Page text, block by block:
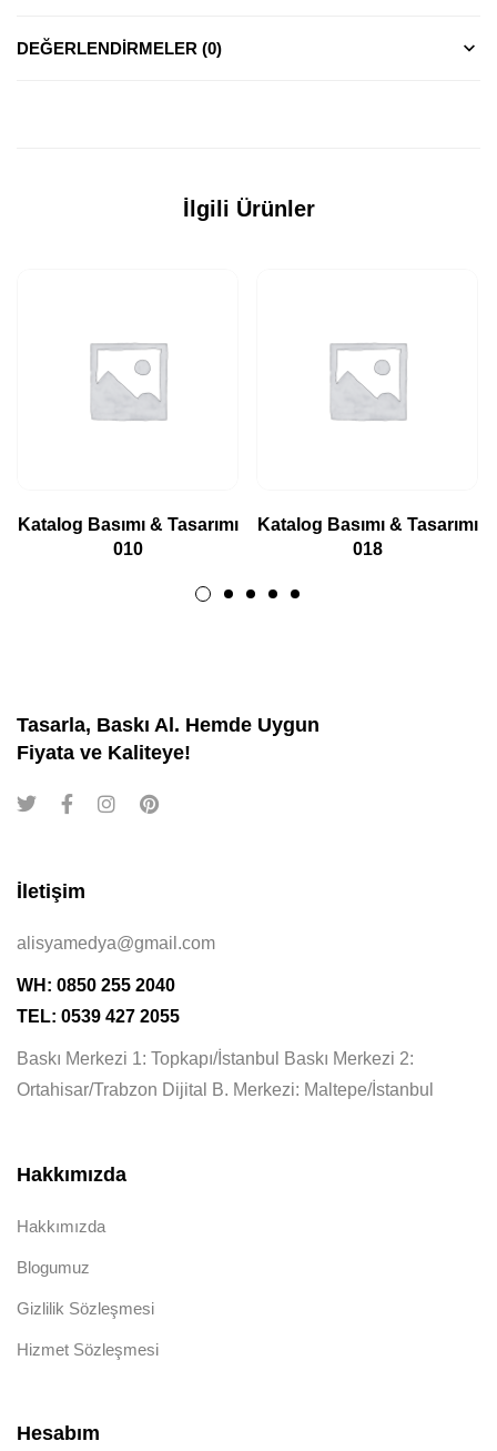
DEĞERLENDIRMELER (0)
İlgili Ürünler
Katalog Basımı & Tasarımı
010
Katalog Basımı & Tasarımı
018
Tasarla, Baskı Al. Hemde Uygun
Fiyata ve Kaliteye!
İletişim
alisyamedya@gmail.com
WH: 0850 255 2040
TEL: 0539 427 2055
Baskı Merkezi 1: Topkapı/İstanbul Baskı Merkezi 2:
Ortahisar/Trabzon Dijital B. Merkezi: Maltepe/İstanbul
Hakkımızda
Hakkımızda
Blogumuz
Gizlilik Sözleşmesi
Hizmet Sözleşmesi
Hesabım